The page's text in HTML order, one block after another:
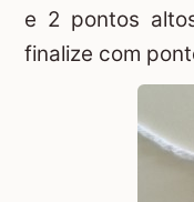
e 2 pontos
finalize com